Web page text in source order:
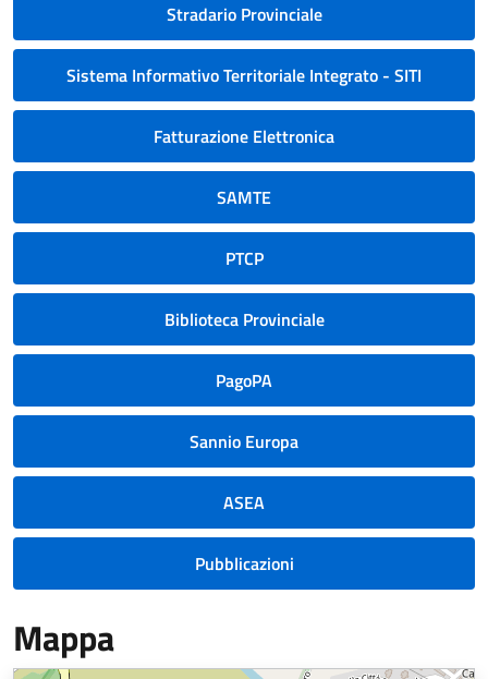
Stradario Provinciale
Sistema Informativo Territoriale Integrato - SITI
Fatturazione Elettronica
SAMTE
PTCP
Biblioteca Provinciale
PagoPA
Sannio Europa
ASEA
Pubblicazioni
Mappa